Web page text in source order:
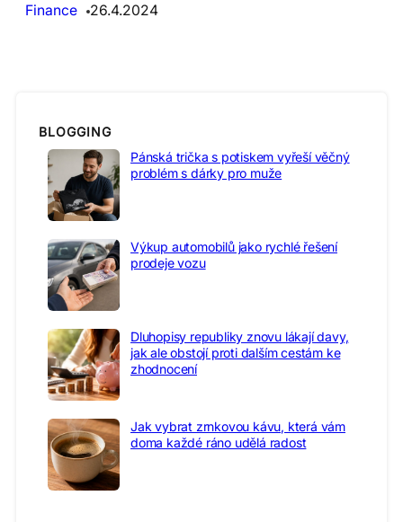
Finance
26.4.2024
BLOGGING
Pánská trička s potiskem vyřeší věčný
problém s dárky pro muže
Výkup automobilů jako rychlé řešení
prodeje vozu
Dluhopisy republiky znovu lákají davy,
jak ale obstojí proti dalším cestám ke
zhodnocení
Jak vybrat zrnkovou kávu, která vám
doma každé ráno udělá radost